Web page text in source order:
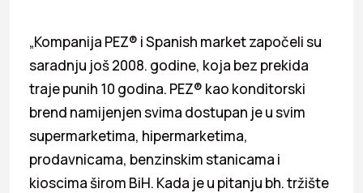
„Kompanija PEZ® i Spanish market započeli su
saradnju još 2008. godine, koja bez prekida
traje punih 10 godina. PEZ® kao konditorski
brend namijenjen svima dostupan je u svim
supermarketima, hipermarketima,
prodavnicama, benzinskim stanicama i
kioscima širom BiH. Kada je u pitanju bh. tržište